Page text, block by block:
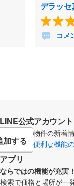
デラッ
コメ
公式アカウント
加する
物件の新着
便利な機能
プリ
らではの機能が充実！
索で価格と場所が一